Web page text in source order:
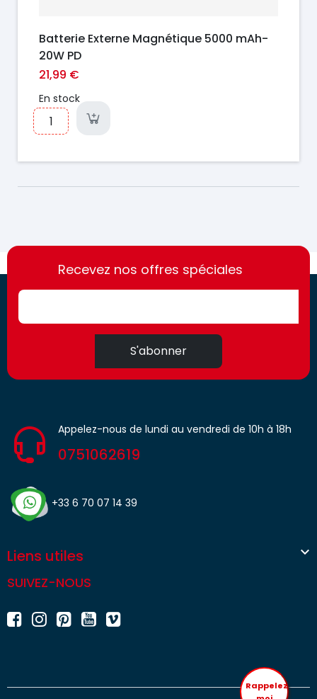
Batterie Externe Magnétique 5000 mAh-
20W PD
21,99 €
En stock
https://france-
access.fr
https://france-
access.fr
Recevez nos offres spéciales
S'abonner
Appelez-nous de lundi au vendredi de 10h à 18h
0751062619
+33 6 70 07 14 39
Liens utiles 
SUIVEZ-NOUS
Rappelez